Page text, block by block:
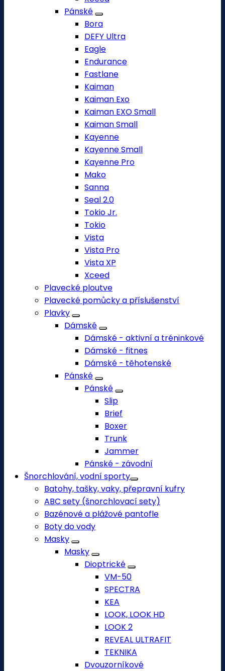
Pánské
Bora
DEFY Ultra
Eagle
Endurance
Fastlane
Kaiman
Kaiman Exo
Kaiman EXO Small
Kaiman Small
Kayenne
Kayenne Small
Kayenne Pro
Mako
Sanna
Seal 2.0
Tokio Jr.
Tokio
Vista
Vista Pro
Vista XP
Xceed
Plavecké ploutve
Plavecké pomůcky a příslušenství
Plavky
Dámské
Dámské - aktivní a tréninkové
Dámské - fitnes
Dámské - těhotenské
Pánské
Pánské
Slip
Brief
Boxer
Trunk
Jammer
Pánské - závodní
Šnorchlování, vodní sporty
Batohy, tašky, vaky, přepravní kufry
ABC sety (šnorchlovací sety)
Bazénové a plážové pantofle
Boty do vody
Masky
Masky
Dioptrické
VM-50
SPECTRA
KEA
LOOK, LOOK HD
LOOK 2
REVEAL ULTRAFIT
TEKNIKA
Dvouzorníkové